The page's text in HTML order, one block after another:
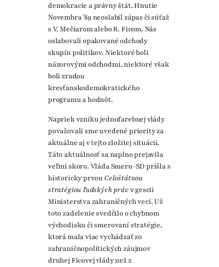
demokracie a právny štát. Hnutie
Novembra ´89 neoslabil zápas či súťaž
s V. Mečiarom alebo R. Ficom. Nás
oslabovali opakované odchody
skupín politikov. Niektoré boli
názorovými odchodmi, niektoré však
boli zradou
kresťanskodemokratického
programu a hodnôt.
Napriek vzniku jednofarebnej vlády
považovali sme uvedené priority za
aktuálne aj v tejto zložitej situácii.
Táto aktuálnosť sa naplno prejavila
veľmi skoro. Vláda Smeru-SD prišla s
historicky prvou Celoštátnou
stratégiou ľudských právv gescii
Ministerstva zahraničných vecí. Už
toto zadelenie svedčilo o chybnom
východisku či smerovaní stratégie,
ktorá mala viac vychádzať zo
zahraničnopolitických záujmov
druhej Ficovej vlády než z